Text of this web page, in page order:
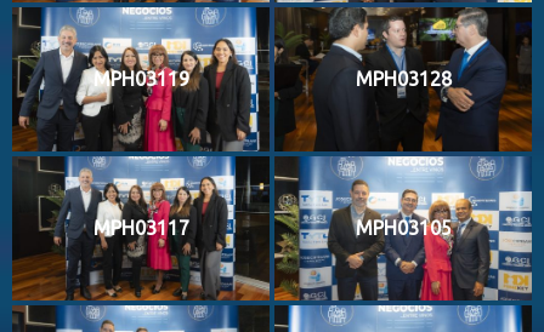
MPH03119 MPH03128
MPH03117 MPH03105